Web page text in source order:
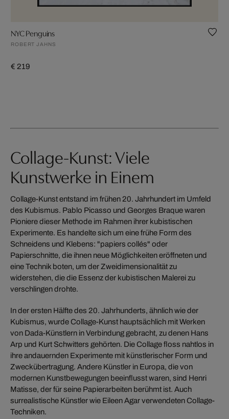
NYC Penguins
ROBERT JAHNS
€ 219
Collage-Kunst: Viele
Kunstwerke in Einem
Collage-Kunst entstand im frühen 20. Jahrhundert im Umfeld
des Kubismus. Pablo Picasso und Georges Braque waren
Pioniere dieser Methode im Rahmen ihrer kubistischen
Experimente. Es handelte sich um eine frühe Form des
Schneidens und Klebens: "papiers collés" oder
Papierschnitte, die ihnen neue Möglichkeiten eröffneten und
eine Technik boten, um der Zweidimensionalität zu
widerstehen, die die Essenz der kubistischen Malerei zu
verschlingen drohte.
In der ersten Hälfte des 20. Jahrhunderts, ähnlich wie der
Kubismus, wurde Collage-Kunst hauptsächlich mit Werken
von Dada-Künstlern in Verbindung gebracht, zu denen Hans
Arp und Kurt Schwitters gehörten. Die Collage floss nahtlos in
ihre andauernden Experimente mit künstlerischer Form und
Zweckübertragung. Andere Künstler in Europa, die von
modernen Kunstbewegungen beeinflusst waren, sind Henri
Matisse, der für seine Papierarbeiten berühmt ist. Auch
surrealistische Künstler wie Eileen Agar verwendeten Collage-
Techniken.